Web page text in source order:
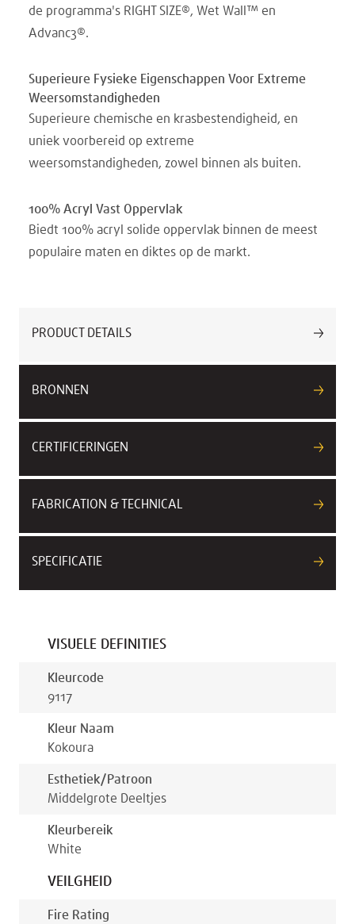
de programma's RIGHT SIZE®, Wet Wall™ en
Advanc3®.
Superieure Fysieke Eigenschappen Voor Extreme
Weersomstandigheden
Superieure chemische en krasbestendigheid, en
uniek voorbereid op extreme
weersomstandigheden, zowel binnen als buiten.
100% Acryl Vast Oppervlak
Biedt 100% acryl solide oppervlak binnen de meest
populaire maten en diktes op de markt.
PRODUCT DETAILS
BRONNEN
CERTIFICERINGEN
FABRICATION & TECHNICAL
SPECIFICATIE
VISUELE DEFINITIES
Kleurcode
9117
Kleur Naam
Kokoura
Esthetiek/patroon
Middelgrote Deeltjes
Kleurbereik
White
VEILGHEID
Fire Rating